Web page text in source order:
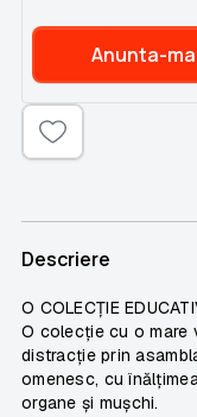
Anunta-ma
Descriere
O COLECȚIE
O colecție cu o mare
distracție prin
omenesc, cu
organe și mușchi.